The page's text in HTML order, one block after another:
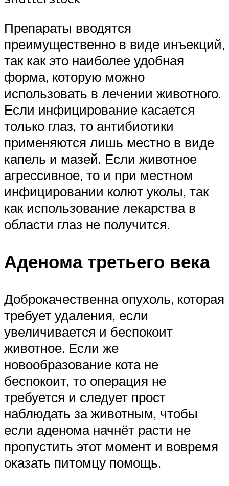
Препараты вводятся
преимущественно в виде инъекций,
так как это наиболее удобная
форма, которую можно
использовать в лечении животного.
Если инфицирование касается
только глаз, то антибиотики
применяются лишь местно в виде
капель и мазей. Если животное
агрессивное, то и при местном
инфицировании колют уколы, так
как использование лекарства в
области глаз не получится.
Аденома третьего века
Доброкачественна опухоль, которая
требует удаления, если
увеличивается и беспокоит
животное. Если же
новообразование кота не
беспокоит, то операция не
требуется и следует прост
наблюдать за животным, чтобы
если аденома начнёт расти не
пропустить этот момент и вовремя
оказать питомцу помощь.